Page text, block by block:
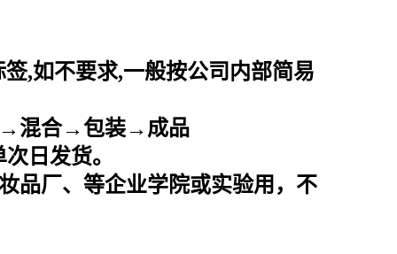
签,如不要求,一般按公司内部简易
混合→包装→成品
日发货。
品厂、等企业学院或实验用，不